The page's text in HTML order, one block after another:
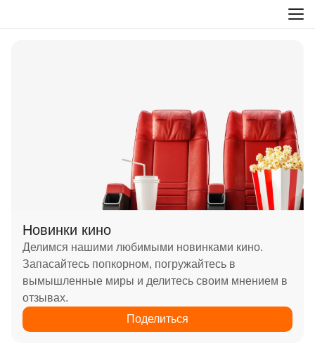
Новинки кино
Делимся нашими любимыми новинками кино.
Запасайтесь попкорном, погружайтесь в
вымышленные миры и делитесь своим мнением в
отзывах.
Поделиться